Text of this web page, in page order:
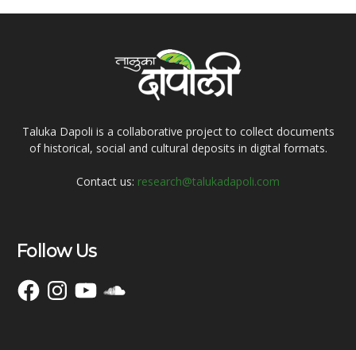
Taluka Dapoli is a collaborative project to collect documents
of historical, social and cultural deposits in digital formats.
Contact us: research@talukadapoli.com
Follow Us
FacebookInstagramYouTubeSoundCloud